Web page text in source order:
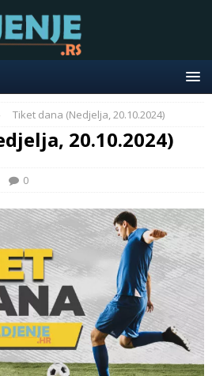
Tiket dana (Nedjelja, 20.10.2024)
20.10.2024)
0